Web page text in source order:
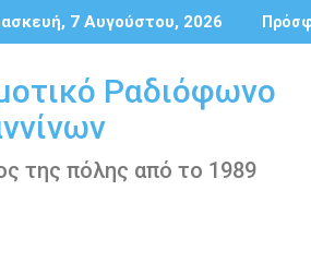
7 Αυγούστου, 2026
Ραδιόφωνο
της πόλης από το 1989